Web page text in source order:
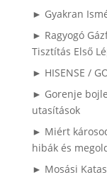
► Gyakran
► Ragyogó
Tisztítás Első
► HISENSE /
► Gorenje
utasítások
► Miért
hibák és
► Mosási